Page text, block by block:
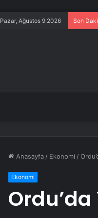
Pazar, Ağustos 9 2026 Son
Anasayfa / Ekonomi /
Ekonomi